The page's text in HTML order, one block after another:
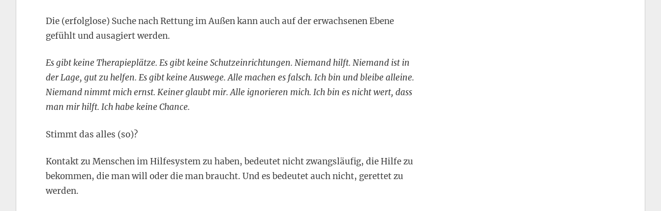
Die (erfolglose) Suche nach Rettung im Außen kann auch auf der erwachsenen Ebene
gefühlt und ausagiert werden.
Es gibt keine Therapieplätze. Es gibt keine Schutzeinrichtungen. Niemand hilft. Niemand ist in
der Lage, gut zu helfen. Es gibt keine Auswege. Alle machen es falsch. Ich bin und bleibe alleine.
Niemand nimmt mich ernst. Keiner glaubt mir. Alle ignorieren mich. Ich bin es nicht wert, dass
man mir hilft. Ich habe keine Chance.
Stimmt das alles (so)?
Kontakt zu Menschen im Hilfesystem zu haben, bedeutet nicht zwangsläufig, die Hilfe zu
bekommen, die man will oder die man braucht. Und es bedeutet auch nicht, gerettet zu
werden.